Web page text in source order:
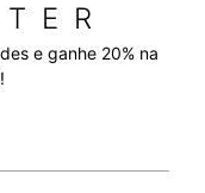
e ganhe 20% na